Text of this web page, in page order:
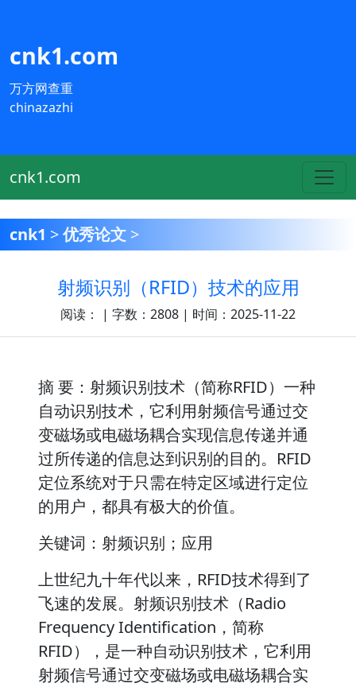
cnk1.com
万方网查重
chinazazhi
cnk1.com
cnk1 >优秀论文 >
射频识别（RFID）技术的应用
阅读： | 字数：2808 | 时间：2025-11-22
摘 要：射频识别技术（简称RFID）一种
自动识别技术，它利用射频信号通过交
变磁场或电磁场耦合实现信息传递并通
过所传递的信息达到识别的目的。RFID
定位系统对于只需在特定区域进行定位
的用户，都具有极大的价值。
关键词：射频识别；应用
上世纪九十年代以来，RFID技术得到了
飞速的发展。射频识别技术（Radio
Frequency Identification，简称
RFID），是一种自动识别技术，它利用
射频信号通过交变磁场或电磁场耦合实